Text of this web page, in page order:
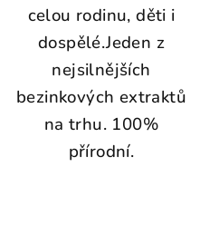
celou rodinu, děti i
dospělé.Jeden z
nejsilnějších
bezinkových extraktů
na trhu. 100%
přírodní.